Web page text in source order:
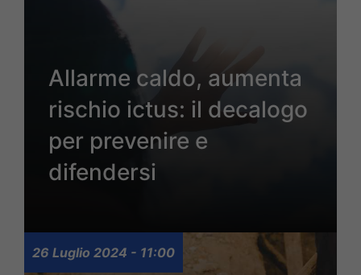
Allarme caldo, aumenta
rischio ictus: il decalogo
per prevenire e
difendersi
26 Luglio 2024 - 11:00